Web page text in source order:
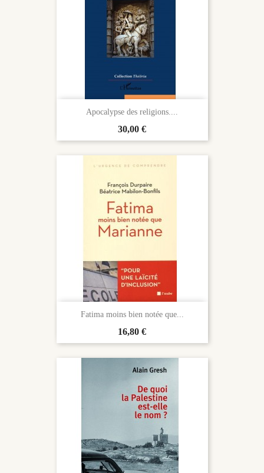
Apocalypse des religions....
Prix
30,00 €
Fatima moins bien notée que...
Prix
16,80 €